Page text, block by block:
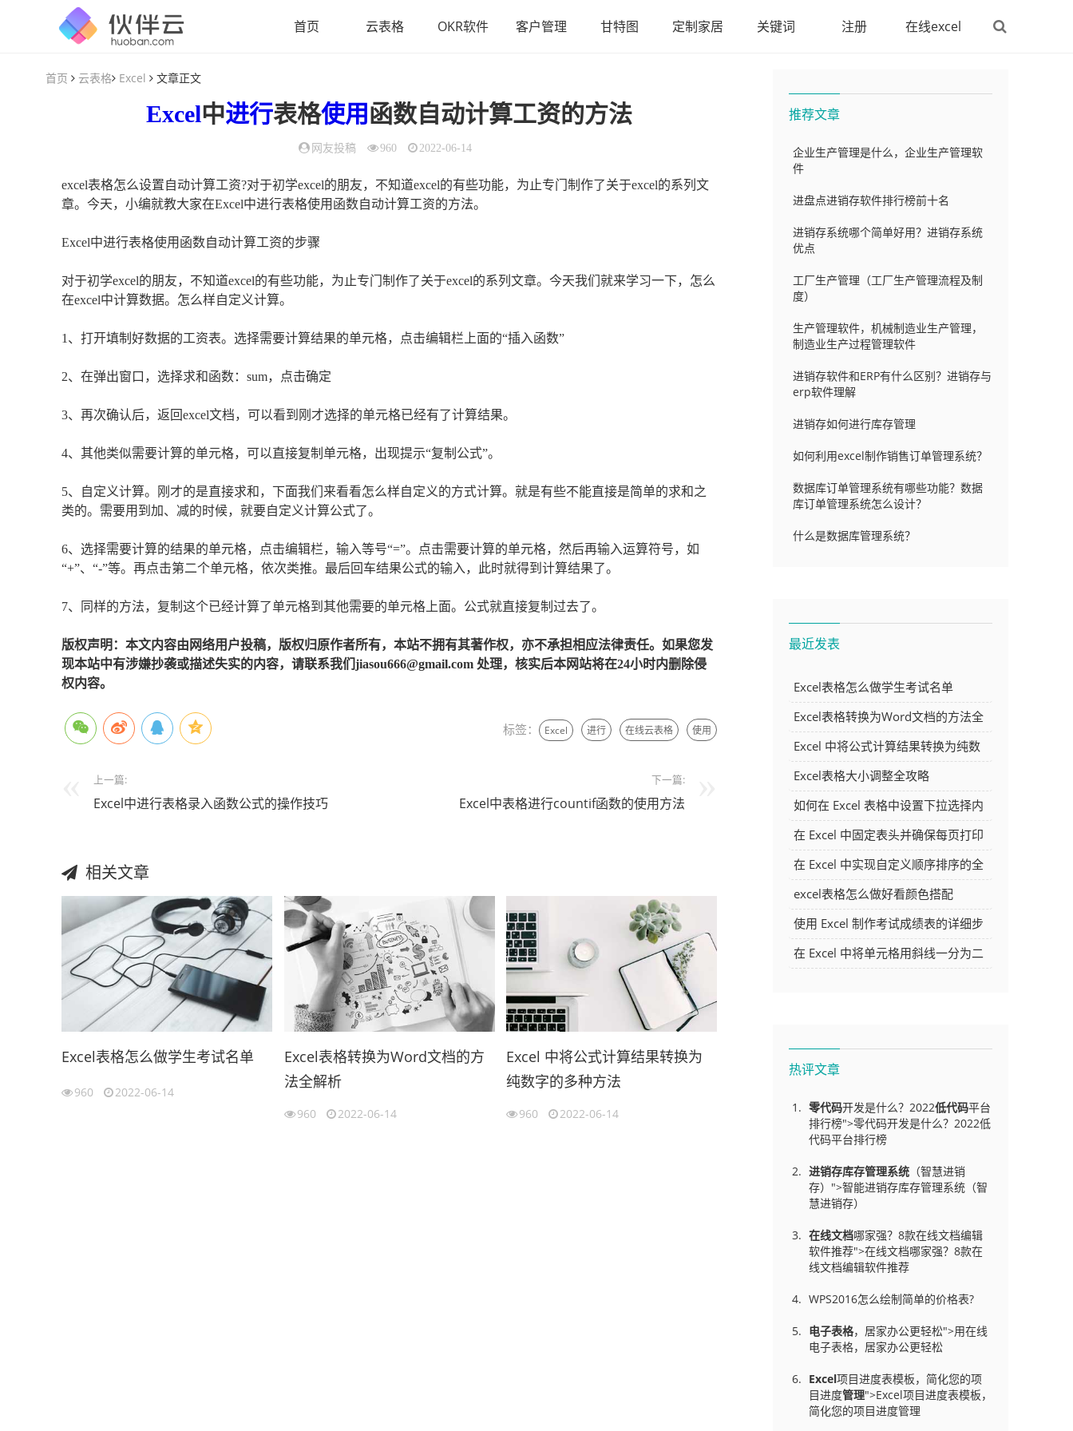
首页 云表格 OKR软件 客户管理 甘特图 定制家居 关键词 注册 在线excel
首页 云表格 Excel 文章正文
Excel中进行表格使用 函数自动计算工资的方法
网友投稿 960 2022-06-14
excel表格怎么设置自动计算工资?对于初学excel的朋友，不知道excel的有些功能，为止专门制作了关于excel的系列文
章。今天，小编就教大家在Excel中进行表格使用函数自动计算工资的方法。
Excel中进行表格使用函数自动计算工资的步骤
对于初学excel的朋友，不知道excel的有些功能，为止专门制作了关于excel的系列文章。今天我们就来学习一下，怎么
在excel中计算数据。怎么样自定义计算。
1、打开填制好数据的工资表。选择需要计算结果的单元格，点击编辑栏上面的“插入函数”
2、在弹出窗口，选择求和函数：sum，点击确定
3、再次确认后，返回excel文档，可以看到刚才选择的单元格已经有了计算结果。
4、其他类似需要计算的单元格，可以直接复制单元格，出现提示“复制公式”。
5、自定义计算。刚才的是直接求和，下面我们来看看怎么样自定义的方式计算。就是有些不能直接是简单的求和之
类的。需要用到加、减的时候，就要自定义计算公式了。
6、选择需要计算的结果的单元格，点击编辑栏，输入等号“=”。点击需要计算的单元格，然后再输入运算符号，如
“+”、“-”等。再点击第二个单元格，依次类推。最后回车结果公式的输入，此时就得到计算结果了。
7、同样的方法，复制这个已经计算了单元格到其他需要的单元格上面。公式就直接复制过去了。
版权声明：本文内容由网络用户投稿，版权归原作者所有，本站不拥有其著作权，亦不承担相应法律责任。如果您发
现本站中有涉嫌抄袭或描述失实的内容，请联系我们jiasou666@gmail.com 处理，核实后本网站将在24小时内删除侵
权内容。
标签： Excel 进行 在线云表格 使用
上一篇:
Excel中进行表格录入函数公式的操作技巧
下一篇:
Excel中表格进行countif函数的使用方法
相关文章
Excel表格怎么做学生考试名单
960 2022-06-14
Excel表格转换为Word文档的方
法全解析
960 2022-06-14
Excel 中将公式计算结果转换为
纯数字的多种方法
960 2022-06-14
推荐文章
企业生产管理是什么，企业生产管理软
件
进盘点进销存软件排行榜前十名
进销存系统哪个简单好用？进销存系统
优点
工厂生产管理（工厂生产管理流程及制
度）
生产管理软件，机械制造业生产管理，
制造业生产过程管理软件
进销存软件和ERP有什么区别？进销存与
erp软件理解
进销存如何进行库存管理
如何利用excel制作销售订单管理系统？
数据库订单管理系统有哪些功能？数据
库订单管理系统怎么设计？
什么是数据库管理系统？
最近发表
Excel表格怎么做学生考试名单
Excel表格转换为Word文档的方法全
解析
Excel 中将公式计算结果转换为纯数
字的多种方法
Excel表格大小调整全攻略
如何在 Excel 表格中设置下拉选择内
容
在 Excel 中固定表头并确保每页打印
时都显示表头的方法详解
在 Excel 中实现自定义顺序排序的全
面指南
excel表格怎么做好看颜色搭配
使用 Excel 制作考试成绩表的详细步
骤及技巧
在 Excel 中将单元格用斜线一分为二
热评文章
零代码开发是什么？2022低代码平台
排行榜">零代码开发是什么？2022低
代码平台排行榜
进销存库存管理系统 （智慧进销
存）">智能进销存库存管理系统（智
慧进销存）
在线文档哪家强？8款在线文档编辑
软件推荐">在线文档哪家强？8款在
线文档编辑软件推荐
WPS2016怎么绘制简单的价格表?
电子表格，居家办公更轻松">用在线
电子表格，居家办公更轻松
Excel项目进度表模板，简化您的项
目进度管理">Excel项目进度表模板，
简化您的项目进度管理